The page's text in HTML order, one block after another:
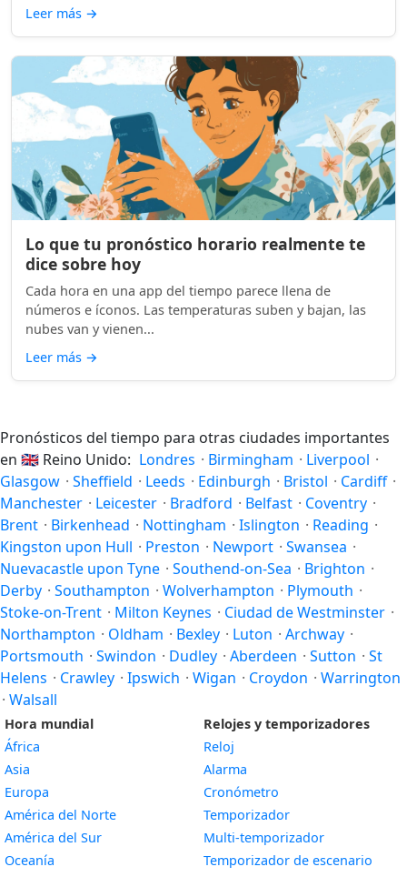
Leer más →
Lo que tu pronóstico horario realmente te
dice sobre hoy
Cada hora en una app del tiempo parece llena de
números e íconos. Las temperaturas suben y bajan, las
nubes van y vienen...
Leer más →
Pronósticos del tiempo para otras ciudades importantes
en 🇬🇧 Reino Unido: Londres · Birmingham · Liverpool ·
Glasgow · Sheffield · Leeds · Edinburgh · Bristol · Cardiff ·
Manchester · Leicester · Bradford · Belfast · Coventry ·
Brent · Birkenhead · Nottingham · Islington · Reading ·
Kingston upon Hull · Preston · Newport · Swansea ·
Nuevacastle upon Tyne · Southend-on-Sea · Brighton ·
Derby · Southampton · Wolverhampton · Plymouth ·
Stoke-on-Trent · Milton Keynes · Ciudad de Westminster ·
Northampton · Oldham · Bexley · Luton · Archway ·
Portsmouth · Swindon · Dudley · Aberdeen · Sutton · St
Helens · Crawley · Ipswich · Wigan · Croydon · Warrington
· Walsall
Hora mundial
África
Asia
Europa
América del Norte
América del Sur
Oceanía
Relojes y temporizadores
Reloj
Alarma
Cronómetro
Temporizador
Multi-temporizador
Temporizador de escenario